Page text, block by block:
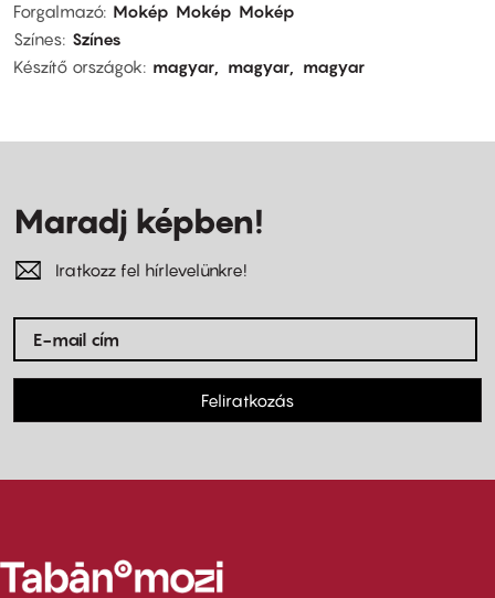
Forgalmazó Mokép Mokép Mokép
Színes Színes
Készítő országok
magyar magyar magyar
Maradj képben!
Iratkozz fel hírlevelünkre!
Feliratkozás